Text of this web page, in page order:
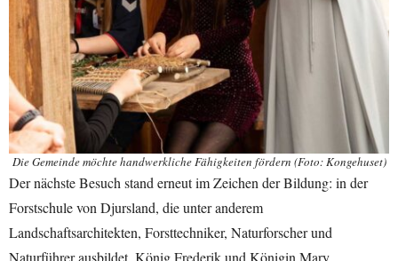
Die Gemeinde möchte handwerkliche Fähigkeiten fördern (Foto: Kongehuset)
Der nächste Besuch stand erneut im Zeichen der Bildung: in der
Forstschule von Djursland, die unter anderem
Landschaftsarchitekten, Forsttechniker, Naturforscher und
Naturführer ausbildet. König Frederik und Königin Mary